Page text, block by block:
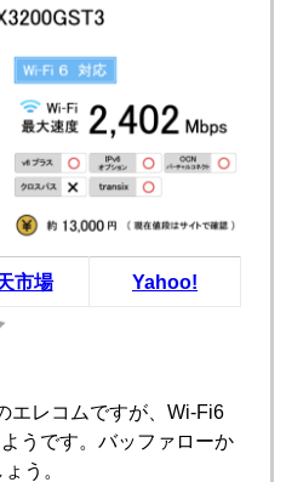
市場 Yahoo!
エレコムですが、Wi-Fi6
うです。バッファローか
う。